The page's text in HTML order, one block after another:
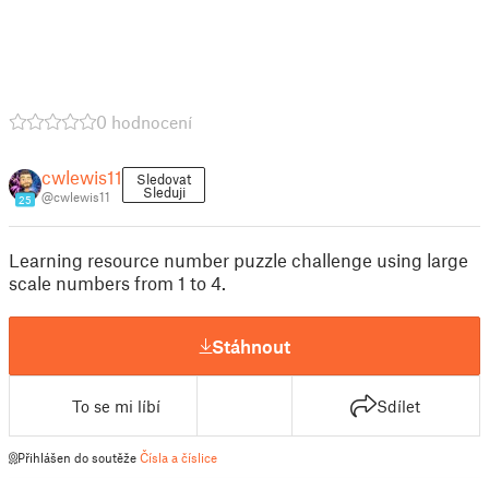
0 hodnocení
25
cwlewis11
@cwlewis11
Sledovat
Sleduji
Learning resource number puzzle challenge using large
scale numbers from 1 to 4.
Stáhnout
To se mi líbí Sdílet
Přihlášen do soutěže Čísla a číslice